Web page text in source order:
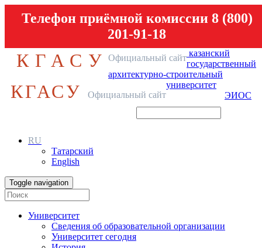
Телефон приёмной комиссии 8 (800)
201-91-18
КГАСУ Официальный сайт казанский
государственный
архитектурно-строительный
университет
КГАСУ Официальный сайт ЭИОС
RU
Татарский
English
Toggle navigation
Университет
Сведения об образовательной организации
Университет сегодня